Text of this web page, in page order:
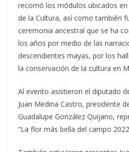
recorrió los módulos ubicados en
de la Cultura, así como también
ceremonia ancestral que se ha
los años por medio de las
descendientes mayas, por los
la conservación de la cultura en
Al evento asistieron el diputado
Juan Medina Castro, presidente
Guadalupe González Quijano,
“La flor más bella del campo